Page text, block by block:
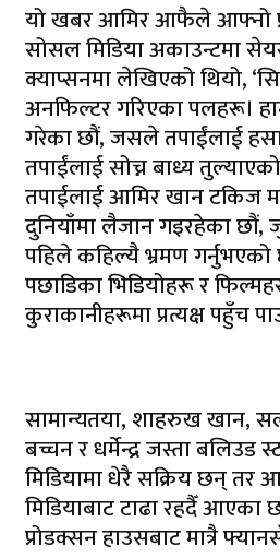
यो खबर आमिर आफैले आफ्नो
सोसल मिडिया अकाउन्टमा
क्याप्सनमा लेखिएको थियो,
अनफिल्टर गरिएका पलहरू।
गरेका छौं, जसले तपाईंलाई
तपाईंलाई सोच्न बाध्य
तपाईलाई आमिर खान टकिज
दुनियाँमा लैजान गइरहेका
पहिले कहिल्यै भ्रमण गर्नुभएको
पछाडिका भिडियोहरू र
कुराकानीहरूमा प्रत्यक्ष पहुँच
सामान्यतया, शाहरुख खान,
बच्चन र धर्मेन्द्र जस्ता बलिउड
मिडियामा धेरै सक्रिय छन्
मिडियाबाट टाढा रहदैँ आएका
प्रोडक्सन हाउसबाट मात्रै